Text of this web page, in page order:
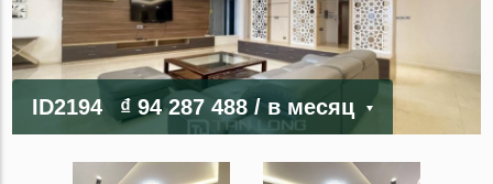
ID2194 ₫ 94 287 488/ в месяц